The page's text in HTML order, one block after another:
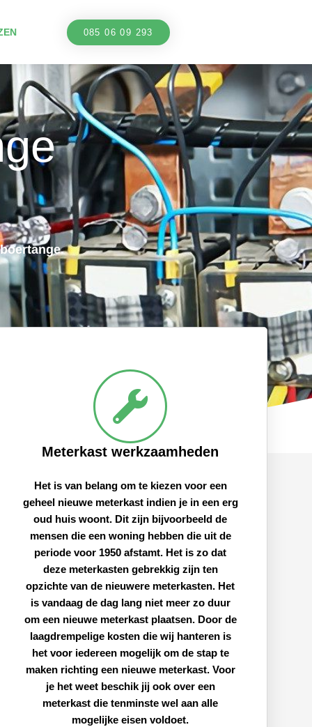
085 06 09 293
Meterkast werkzaamheden
Het is van belang om te kiezen voor een
geheel nieuwe meterkast indien je in een erg
oud huis woont. Dit zijn bijvoorbeeld de
mensen die een woning hebben die uit de
periode voor 1950 afstamt. Het is zo dat
deze meterkasten gebrekkig zijn ten
opzichte van de nieuwere meterkasten. Het
is vandaag de dag lang niet meer zo duur
om een nieuwe meterkast plaatsen. Door de
laagdrempelige kosten die wij hanteren is
het voor iedereen mogelijk om de stap te
maken richting een nieuwe meterkast. Voor
je het weet beschik jij ook over een
meterkast die tenminste wel aan alle
mogelijke eisen voldoet.